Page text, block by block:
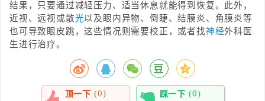
结果，只要通过减轻压力、适当休息就能得到恢复。此外，
近视、远视或散光以及眼内异物、倒睫、结膜炎、角膜炎等
也可导致眼皮跳，这些情况则需要校正，或者找神经外科医
生进行治疗。
顶一下 (0) 踩一下 (0)